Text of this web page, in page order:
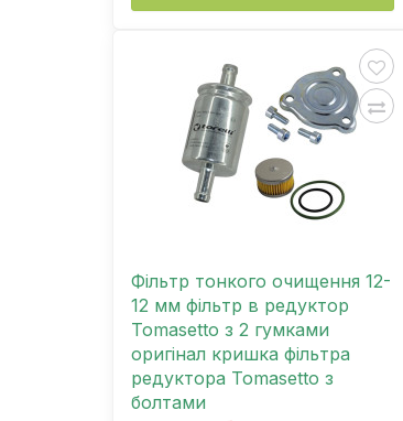
Фільтр тонкого очищення 12-
12 мм фільтр в редуктор
Tomasetto з 2 гумками
оригінал кришка фільтра
редуктора Tomasetto з
болтами